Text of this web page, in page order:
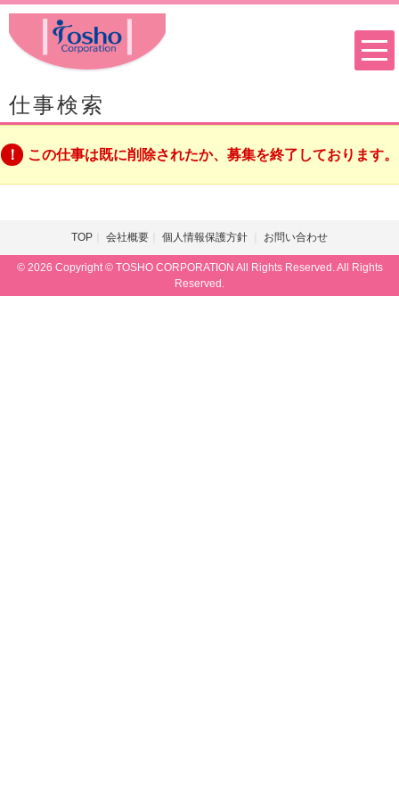
仕事検索
この仕事は既に削除されたか、募集を終了しております。
TOP 会社概要 個人情報保護方針 お問い合わせ
© 2026 Copyright © TOSHO CORPORATION All Rights Reserved. All Rights
Reserved.